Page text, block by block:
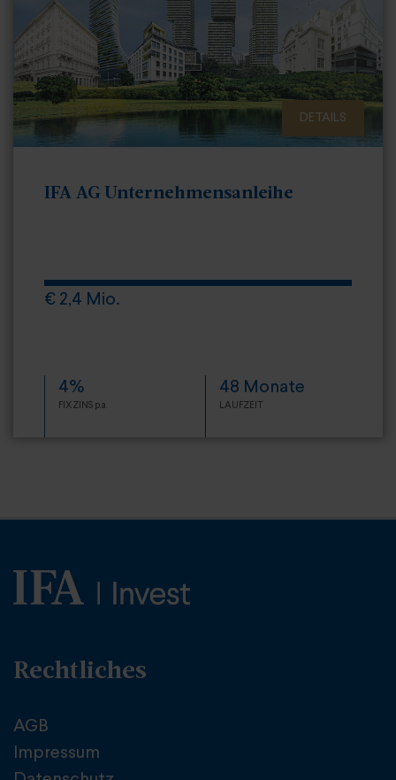
DETAILS
IFA AG Unternehmensanleihe
€ 2,4 Mio.
4%
FIXZINS p.a.
48 Monate
LAUFZEIT
Rechtliches
AGB
Impressum